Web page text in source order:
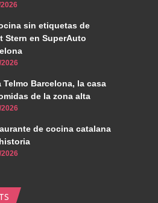
sin etiquetas de
Stern en SuperAuto
Telmo Barcelona, la casa
de la zona alta
de cocina catalana